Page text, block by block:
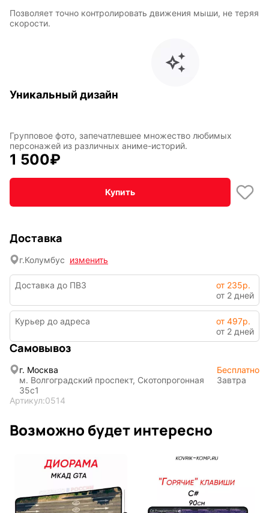
Позволяет точно контролировать движения мыши, не теряя
скорости.
Уникальный дизайн
Групповое фото, запечатлевшее множество любимых
персонажей из различных аниме-историй.
1 500₽
Купить
Доставка
г.Колумбус изменить
Доставка до ПВЗ
от 235р.
от 2 дней
Курьер до адреса
от 497р.
от 2 дней
Самовывоз
г. Москва
м. Волгоградский проспект, Скотопрогонная
35с1
Бесплатно
Завтра
Артикул:0514
Возможно будет интересно
По мотивам
игр
CHERVONNYI
Транспорт Абстракция
Мистика
Подарочная
упаковка